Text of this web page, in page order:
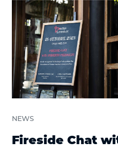
NEWS
Fireside Chat